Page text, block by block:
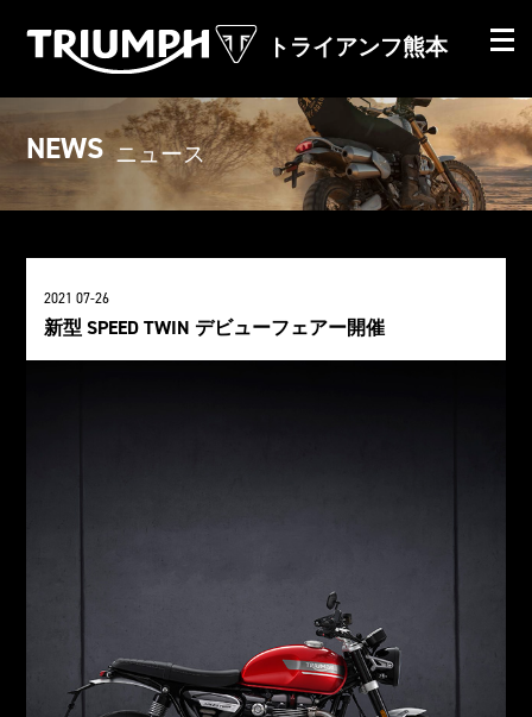
トライアンフ熊本
NEWS ニュース
2021 07-26
新型 SPEED TWIN デビューフェアー開催